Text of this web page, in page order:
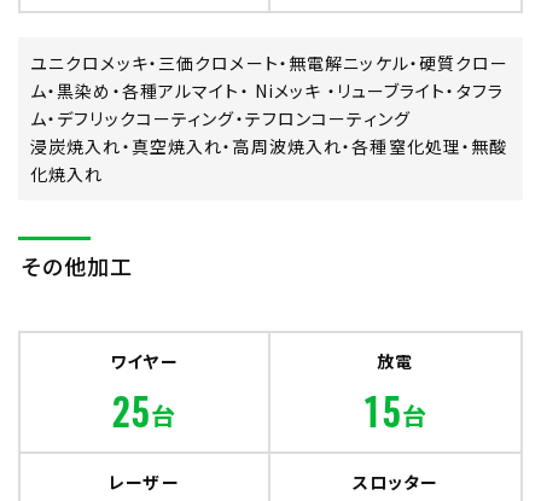
ユニクロメッキ・三価クロメート・無電解ニッケル・硬質クロー
ム・黒染め・各種アルマイト・ Niメッキ ・リューブライト・タフラ
ム・デフリックコーティング・テフロンコーティング
浸炭焼入れ・真空焼入れ・高周波焼入れ・各種窒化処理・無酸
化焼入れ
その他加工
ワイヤー
25台
放電
15台
レーザー スロッター